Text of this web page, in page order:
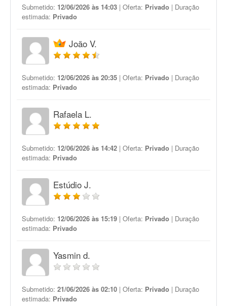
Submetido: 12/06/2026 às 14:03 | Oferta: Privado | Duração
estimada: Privado
João V.
Submetido: 12/06/2026 às 20:35 | Oferta: Privado | Duração
estimada: Privado
Rafaela L.
Submetido: 12/06/2026 às 14:42 | Oferta: Privado | Duração
estimada: Privado
Estúdio J.
Submetido: 12/06/2026 às 15:19 | Oferta: Privado | Duração
estimada: Privado
Yasmin d.
Submetido: 21/06/2026 às 02:10 | Oferta: Privado | Duração
estimada: Privado